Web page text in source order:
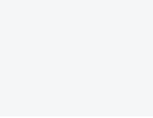
sẽ được thỏa thích